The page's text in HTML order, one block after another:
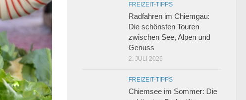
FREIZEIT-TIPPS
Radfahren im Chiemgau:
Die schönsten Touren
zwischen See, Alpen und
Genuss
2. JULI 2026
FREIZEIT-TIPPS
Chiemsee im Sommer: Die